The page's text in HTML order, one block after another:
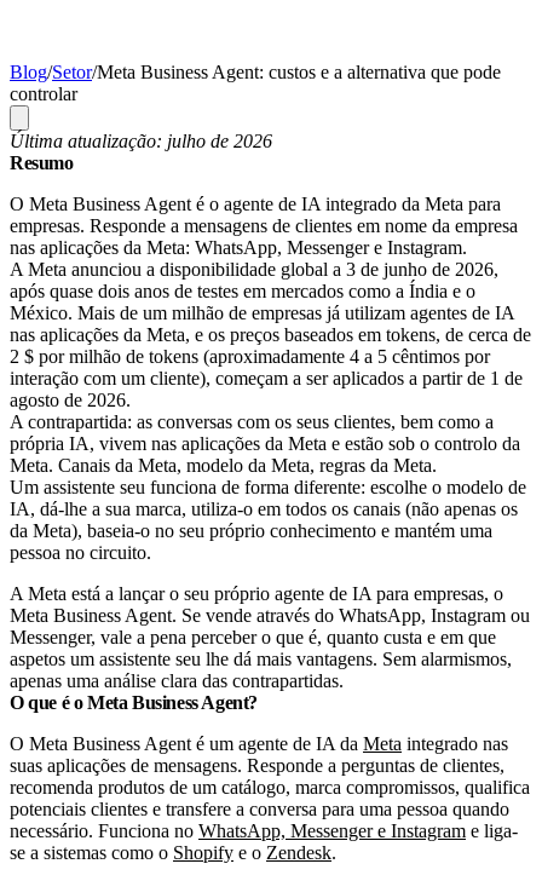
Blog/Setor/Meta Business Agent: custos e a alternativa que pode
controlar
Última atualização: julho de 2026
Resumo
O Meta Business Agent é o agente de IA integrado da Meta para
empresas. Responde a mensagens de clientes em nome da empresa
nas aplicações da Meta: WhatsApp, Messenger e Instagram.
A Meta anunciou a disponibilidade global a 3 de junho de 2026,
após quase dois anos de testes em mercados como a Índia e o
México. Mais de um milhão de empresas já utilizam agentes de IA
nas aplicações da Meta, e os preços baseados em tokens, de cerca de
2 $ por milhão de tokens (aproximadamente 4 a 5 cêntimos por
interação com um cliente), começam a ser aplicados a partir de 1 de
agosto de 2026.
A contrapartida: as conversas com os seus clientes, bem como a
própria IA, vivem nas aplicações da Meta e estão sob o controlo da
Meta. Canais da Meta, modelo da Meta, regras da Meta.
Um assistente seu funciona de forma diferente: escolhe o modelo de
IA, dá-lhe a sua marca, utiliza-o em todos os canais (não apenas os
da Meta), baseia-o no seu próprio conhecimento e mantém uma
pessoa no circuito.
A Meta está a lançar o seu próprio agente de IA para empresas, o
Meta Business Agent. Se vende através do WhatsApp, Instagram ou
Messenger, vale a pena perceber o que é, quanto custa e em que
aspetos um assistente seu lhe dá mais vantagens. Sem alarmismos,
apenas uma análise clara das contrapartidas.
O que é o Meta Business Agent?
O Meta Business Agent é um agente de IA da Meta integrado nas
suas aplicações de mensagens. Responde a perguntas de clientes,
recomenda produtos de um catálogo, marca compromissos, qualifica
potenciais clientes e transfere a conversa para uma pessoa quando
necessário. Funciona no WhatsApp, Messenger e Instagram e liga-
se a sistemas como o Shopify e o Zendesk.